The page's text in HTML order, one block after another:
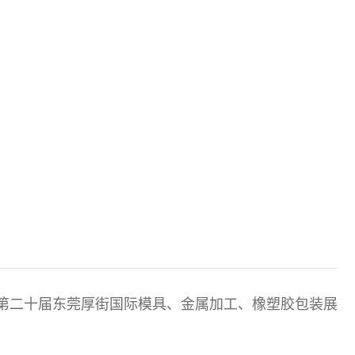
二十届东莞厚街国际模具、金属加工、橡塑胶包装展